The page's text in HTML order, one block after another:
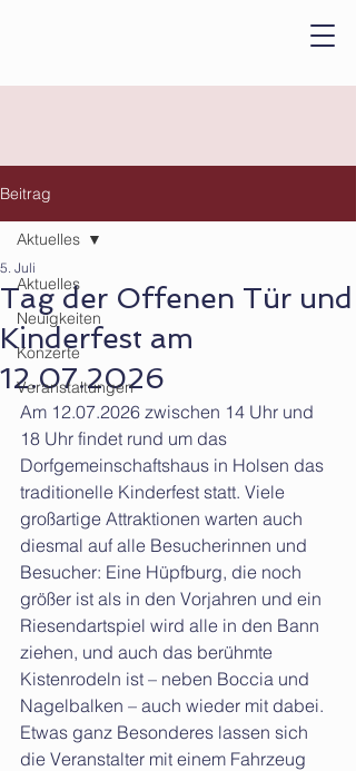
Beitrag
Aktuelles
Neuigkeiten
Konzerte
Veranstaltungen
Aktuelles
Tag der Offenen Tür und
Kinderfest am
12.07.2026
5. Juli
Am 12.07.2026 zwischen 14 Uhr und
18 Uhr findet rund um das
Dorfgemeinschaftshaus in Holsen das
traditionelle Kinderfest statt. Viele
großartige Attraktionen warten auch
diesmal auf alle Besucherinnen und
Besucher: Eine Hüpfburg, die noch
größer ist als in den Vorjahren und ein
Riesendartspiel wird alle in den Bann
ziehen, und auch das berühmte
Kistenrodeln ist – neben Boccia und
Nagelbalken – auch wieder mit dabei.
Etwas ganz Besonderes lassen sich
die Veranstalter mit einem Fahrzeug